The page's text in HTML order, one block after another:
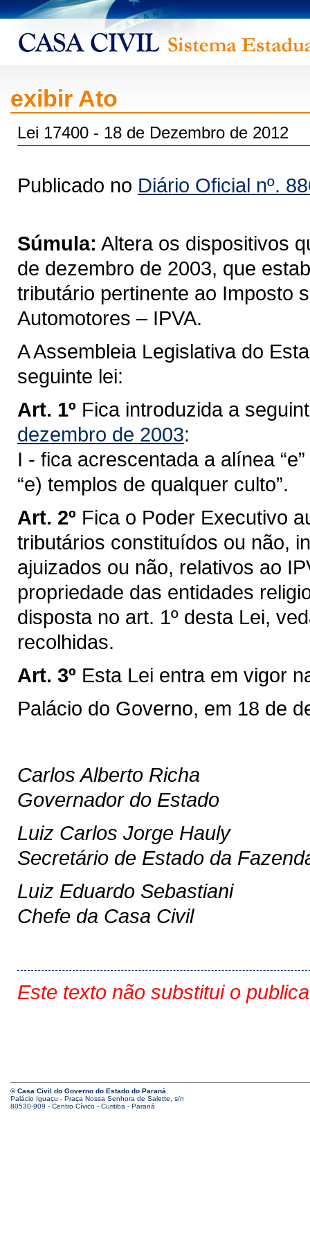
exibir Ato
Lei 17400 - 18 de Dezembro de 2012
Publicado no Diário Oficial nº.
Súmula: Altera os dispositivos
de dezembro de 2003, que
tributário pertinente ao Imposto
Automotores – IPVA.
A Assembleia Legislativa do
seguinte lei:
Art. 1º Fica introduzida a
dezembro de 2003:
I - fica acrescentada a alínea
“e) templos de qualquer culto”.
Art. 2º Fica o Poder Executivo
tributários constituídos ou não,
ajuizados ou não, relativos ao
propriedade das entidades
disposta no art. 1º desta Lei,
recolhidas.
Art. 3º Esta Lei entra em vigor
Palácio do Governo, em 18 de
Carlos Alberto Richa
Governador do Estado
Luiz Carlos Jorge Hauly
Secretário de Estado da
Luiz Eduardo Sebastiani
Chefe da Casa Civil
Este texto não substitui o
© Casa Civil do Governo do Estado do Paraná
Palácio Iguaçu - Praça Nossa Senhora de Salette, s/n
80530-909 - Centro Cívico - Curitiba - Paraná